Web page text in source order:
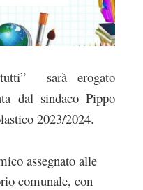
sarà erogato
dal sindaco Pippo
2023/2024.
assegnato alle
comunale, con